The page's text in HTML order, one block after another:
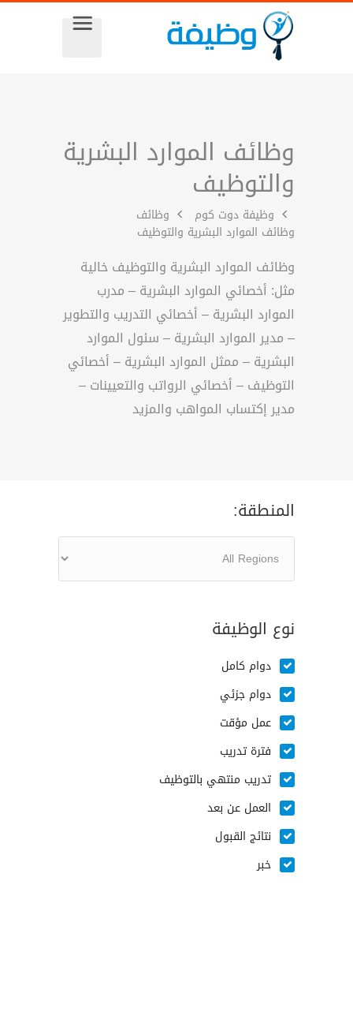
وظائف الموارد البشرية
والتوظيف
وظيفة دوت كوم
وظائف
وظائف الموارد البشرية والتوظيف
وظائف الموارد البشرية والتوظيف خالية
مثل: أخصائي الموارد البشرية – مدرب
الموارد البشرية – أخصائي التدريب والتطوير
– مدير الموارد البشرية – سئول الموارد
البشرية – ممثل الموارد البشرية – أخصائي
التوظيف – أخصائي الرواتب والتعيينات –
مدير إكتساب المواهب والمزيد
المنطقة:
نوع الوظيفة
دوام كامل
دوام جزئي
عمل مؤقت
فترة تدريب
تدريب منتهي بالتوظيف
العمل عن بعد
نتائج القبول
خبر